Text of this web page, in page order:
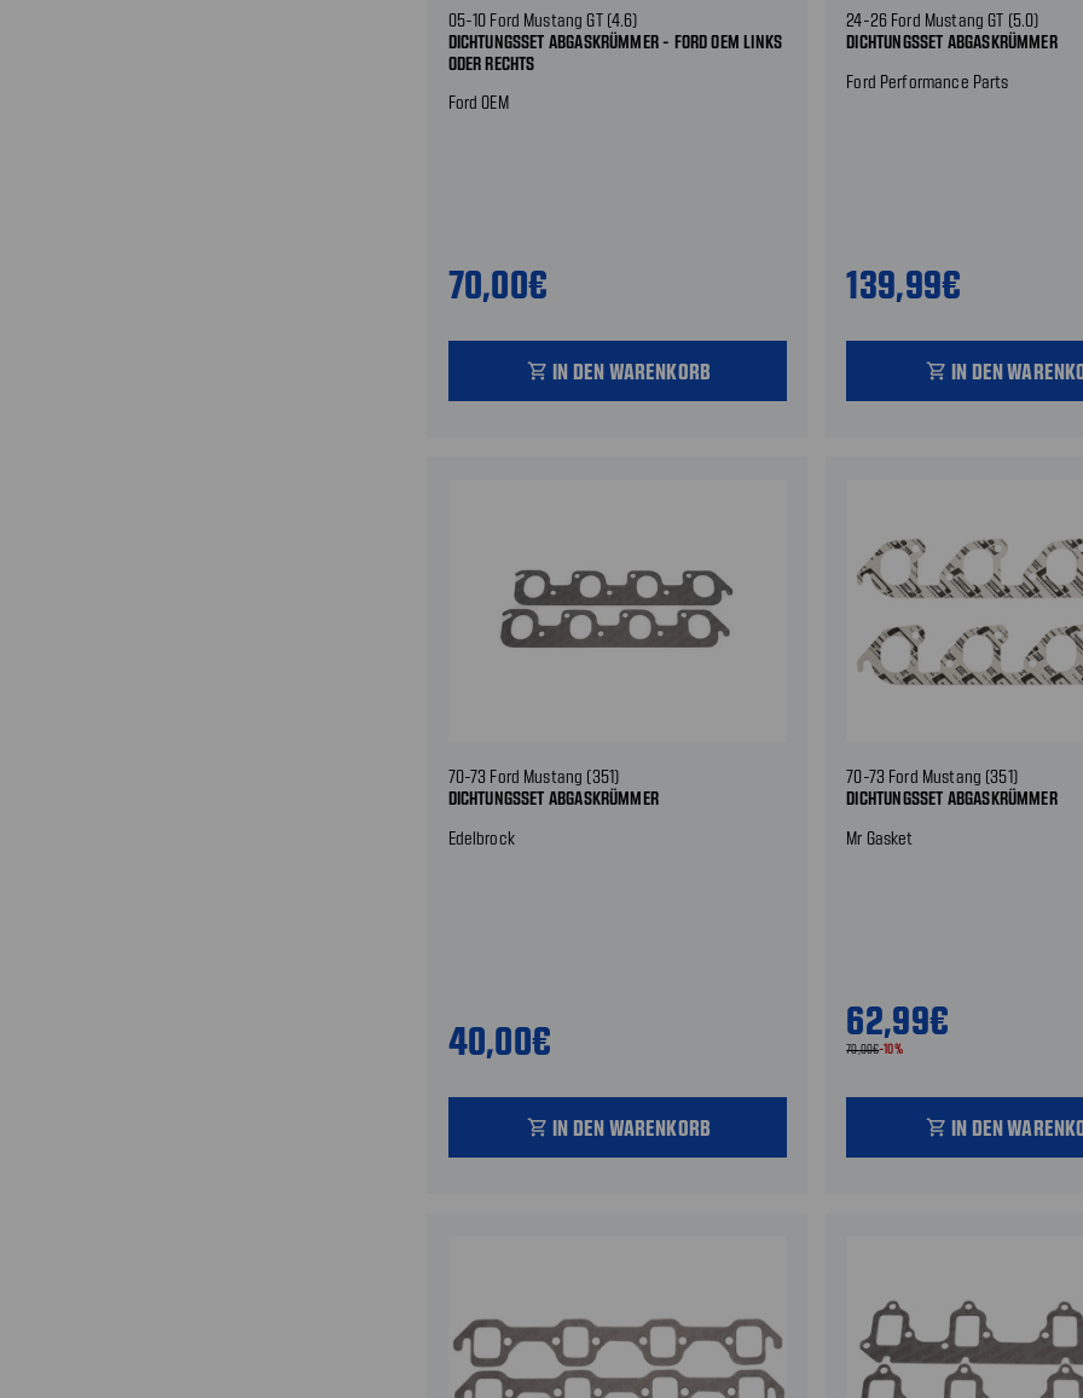
05-10 Ford Mustang GT (4.6)
DICHTUNGSSET ABGASKRÜMMER - FORD OEM LINKS
ODER RECHTS
Ford OEM
70,00€
shopping_cart IN DEN WARENKORB
24-26 Ford Mustang GT (5.0)
DICHTUNGSSET ABGASKRÜMMER
Ford Performance Parts
139,99€
shopping_cart IN DEN
70-73 Ford Mustang (351)
DICHTUNGSSET ABGASKRÜMMER
Edelbrock
40,00€
shopping_cart IN DEN WARENKORB
70-73 Ford Mustang (351)
DICHTUNGSSET ABGASKRÜMMER
Mr Gasket
62,99€
70,00€-10%
shopping_cart IN DEN